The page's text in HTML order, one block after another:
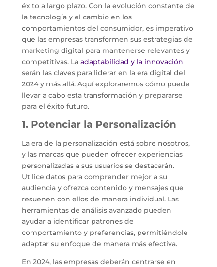
éxito a largo plazo. Con la evolución constante de
la tecnología y el cambio en los
comportamientos del consumidor, es imperativo
que las empresas transformen sus estrategias de
marketing digital para mantenerse relevantes y
competitivas. La adaptabilidad y la innovación
serán las claves para liderar en la era digital del
2024 y más allá. Aquí exploraremos cómo puede
llevar a cabo esta transformación y prepararse
para el éxito futuro.
1. Potenciar la Personalización
La era de la personalización está sobre nosotros,
y las marcas que pueden ofrecer experiencias
personalizadas a sus usuarios se destacarán.
Utilice datos para comprender mejor a su
audiencia y ofrezca contenido y mensajes que
resuenen con ellos de manera individual. Las
herramientas de análisis avanzado pueden
ayudar a identificar patrones de
comportamiento y preferencias, permitiéndole
adaptar su enfoque de manera más efectiva.
En 2024, las empresas deberán centrarse en